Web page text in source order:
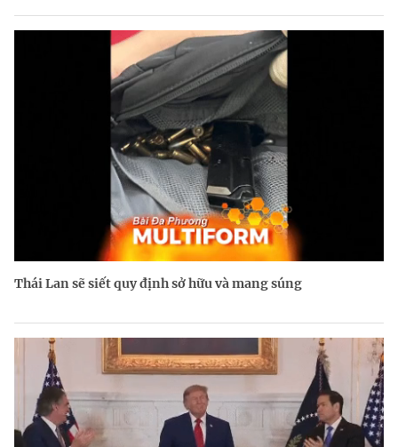
Thái Lan sẽ siết quy định sở hữu và mang súng